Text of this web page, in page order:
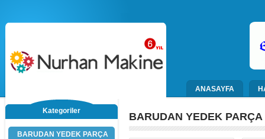
ANASAYFA
Kategoriler
BARUDAN YEDEK PARÇA
BARUDAN YEDEK PARÇA